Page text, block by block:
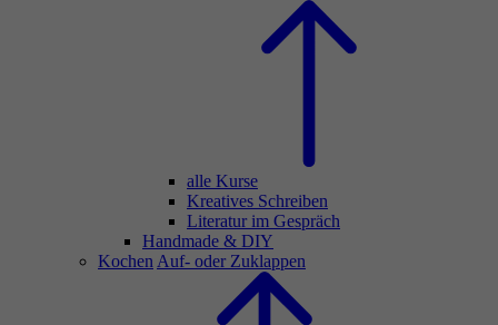
alle Kurse
Kreatives Schreiben
Literatur im Gespräch
Handmade & DIY
Kochen Auf- oder Zuklappen